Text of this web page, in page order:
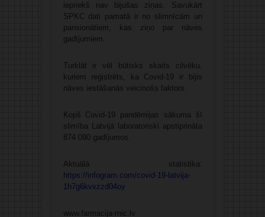
iepriekš nav bijušas ziņas. Savukārt
SPKC dati pamatā ir no slimnīcām un
pansionātiem, kas ziņo par nāves
gadījumiem.
Turklāt ir vēl būtisks skaits cilvēku,
kuriem reģistrēts, ka Covid-19 ir bijis
nāves iestāšanās veicinošs faktors.
Kopš Covid-19 pandēmijas sākuma šī
slimība Latvijā laboratoriski apstiprināta
874 090 gadījumos.
Aktuālā statistika:
https://infogram.com/covid-19-latvija-
1h7g6kvxzzd04oy
www.farmacija-mic.lv